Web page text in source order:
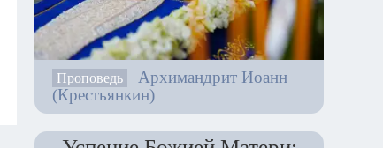
Проповедь
Архимандрит Иоанн
(Крестьянкин)